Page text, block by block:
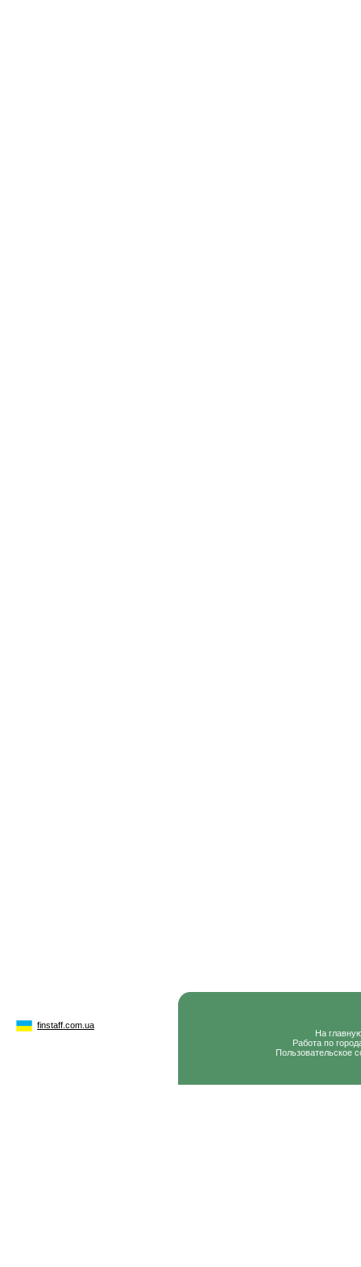
finstaff.com.ua
На
Работа по
Пользовательское